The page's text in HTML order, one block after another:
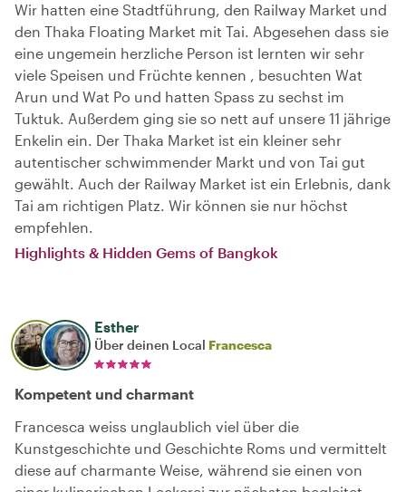
Wir hatten eine Stadtführung, den Railway Market und
den Thaka Floating Market mit Tai. Abgesehen dass sie
eine ungemein herzliche Person ist lernten wir sehr
viele Speisen und Früchte kennen , besuchten Wat
Arun und Wat Po und hatten Spass zu sechst im
Tuktuk. Außerdem ging sie so nett auf unsere 11 jährige
Enkelin ein. Der Thaka Market ist ein kleiner sehr
autentischer schwimmender Markt und von Tai gut
gewählt. Auch der Railway Market ist ein Erlebnis, dank
Tai am richtigen Platz. Wir können sie nur höchst
empfehlen.
Highlights & Hidden Gems of Bangkok
Esther
Über deinen Local Francesca
Kompetent und charmant
Francesca weiss unglaublich viel über die
Kunstgeschichte und Geschichte Roms und vermittelt
diese auf charmante Weise, während sie einen von